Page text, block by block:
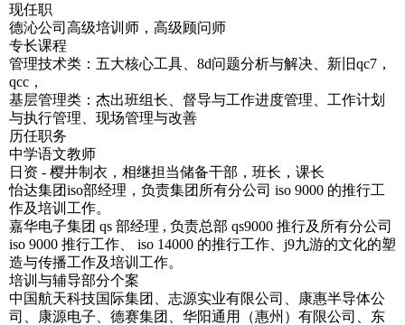
现任职
德沁公司高级培训师，高级顾问师
专长课程
管理技术类：五大核心工具、8d问题分析与解决、新旧qc7，
qcc，
基层管理类：杰出班组长、督导与工作进度管理、工作计划
与执行管理、现场管理与改善
历任职务
中学语文教师
日资 - 樱井制衣，相继担当储备干部，班长，课长
怡达集团iso部经理，负责集团所有分公司 iso 9000 的推行工
作及培训工作。
嘉华电子集团 qs 部经理 , 负责总部 qs9000 推行及所有分公司
iso 9000 推行工作、 iso 14000 的推行工作、j9九游的文化的塑
造与传播工作及培训工作。
培训与辅导部分个案
中国航天科技国际集团、志源实业有限公司、康惠半导体公
司、康源电子、德赛集团、华阳通用（惠州）有限公司、东